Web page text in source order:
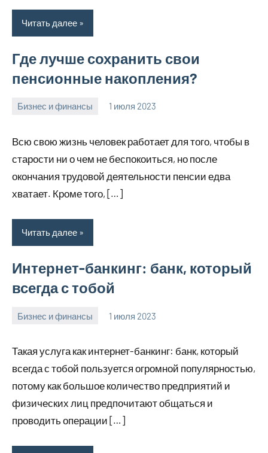
Читать далее
Где лучше сохранить свои
пенсионные накопления?
Бизнес и финансы 1 июля 2023
profiboxing_
Всю свою жизнь человек работает для того, чтобы в
старости ни о чем не беспокоиться, но после
окончания трудовой деятельности пенсии едва
хватает. Кроме того, […]
Читать далее
Интернет-банкинг: банк, который
всегда с тобой
Бизнес и финансы 1 июля 2023
profiboxing_
Такая услуга как интернет-банкинг: банк, который
всегда с тобой пользуется огромной популярностью,
потому как большое количество предприятий и
физических лиц предпочитают общаться и
проводить операции […]